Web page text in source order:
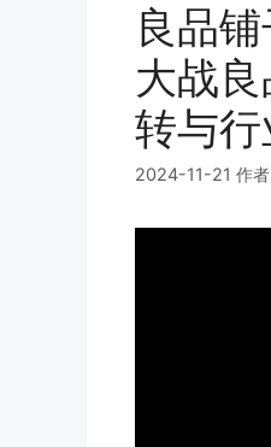
良品
大战
转与行
2024-11-21 作者